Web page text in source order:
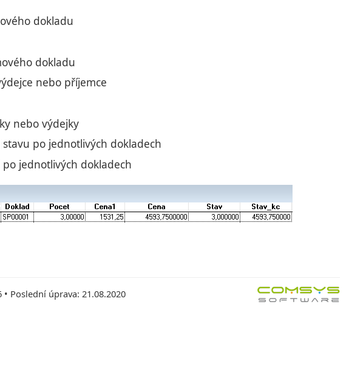
dokladu
dokladu
nebo příjemce
nebo výdejky
po jednotlivých dokladech
po jednotlivých dokladech
Poslední úprava: 21.08.2020